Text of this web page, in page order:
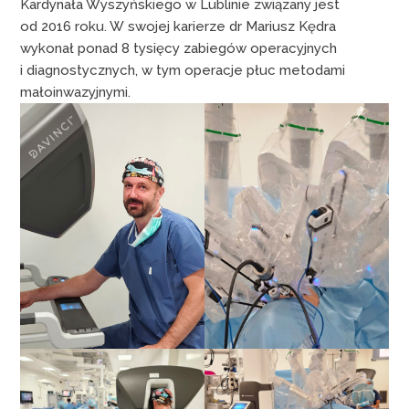
Kardynała Wyszyńskiego w Lublinie związany jest
od 2016 roku. W swojej karierze dr Mariusz Kędra
wykonał ponad 8 tysięcy zabiegów operacyjnych
i diagnostycznych, w tym operacje płuc metodami
małoinwazyjnymi.